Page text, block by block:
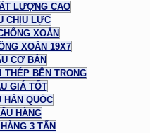
LƯỢNG CAO
CHỊU LỰC
XOẮN
XOẮN 19X7
CƠ BẢN
THÉP BÊN TRONG
GIÁ TỐT
HÀN QUỐC
HÀNG
3 TẤN